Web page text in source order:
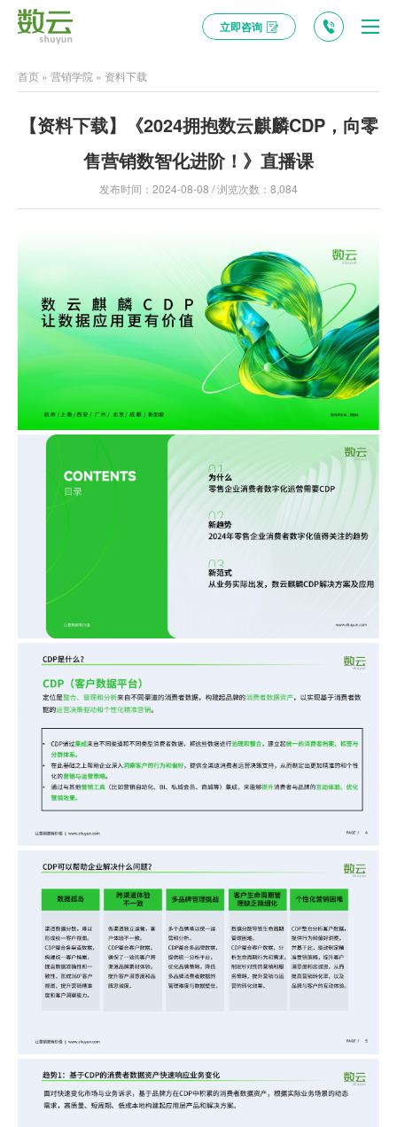
立即咨询
首页 » 营销学院 » 资料下载
【资料下载】《2024拥抱数云麒麟CDP，向零
售营销数智化进阶！》直播课
发布时间：2024-08-08 / 浏览次数：8,084